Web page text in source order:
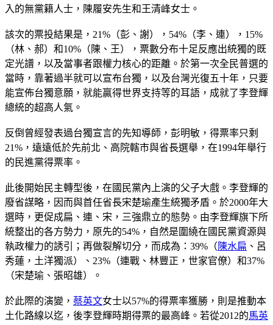
入的無黨籍人士，陳履安先生和王清峰女士。
該次的票投結果是，21%（彭、謝），54%（李、連），15%
（林、郝）和10%（陳、王），票數分布十足反應出統獨的既
定光譜，以及當事者跟權力核心的距離。於第一次全民普選的
當時，靠著過半就可以宣布台獨，以及台灣光復五十年，只要
能宣佈台獨意願，就能贏得世界支持等的耳語，成就了李登輝
總統的超高人氣。
反倒曾經發表過台獨宣言的先知導師，彭明敏，得票率只剩
21%，遠遠低於先前北、高院轄市與省長選舉，在1994年舉行
的民進黨得票率。
此後開始民主轉型後，在國民黨內上演的父子大戲。李登輝的
廢省謀略，因而與首任省長宋楚瑜產生統獨矛盾。於2000年大
選時，更促成扁、連、宋，三強鼎立的態勢。由李登輝旗下所
統整出的各方勢力，原先的54%，自然是圍繞在國民黨資源與
執政權力的誘引；再做裂解切分，而成為：39%（ 陳水扁 、呂
秀蓮，土洋獨派）、23%（連戰、林豐正，世家官僚）和37%
（宋楚瑜、張昭雄）。
於此際的演變， 蔡英文女士以57%的得票率獲勝，則是推動本
土化路線以迄，後李登輝時期得票的最高峰。若從2012的馬英